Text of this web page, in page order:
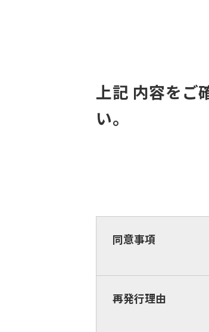
上記 内容をご
い。
同意事項
再発行理由